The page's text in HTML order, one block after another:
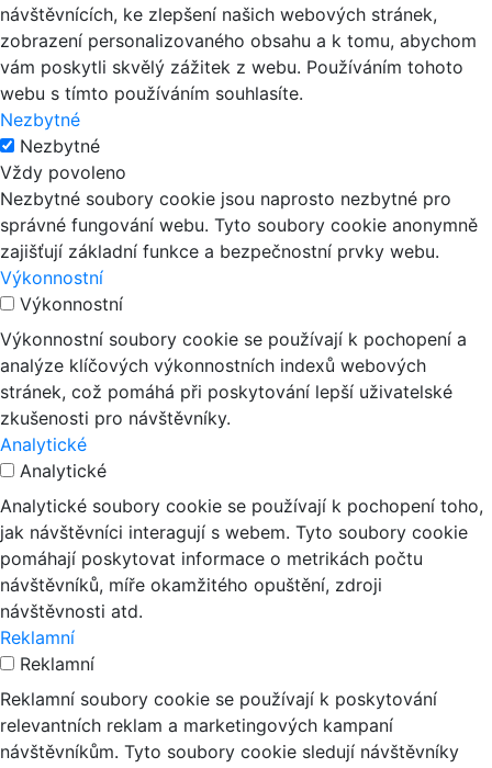
návštěvnících, ke zlepšení našich webových stránek,
zobrazení personalizovaného obsahu a k tomu, abychom
vám poskytli skvělý zážitek z webu. Používáním tohoto
webu s tímto používáním souhlasíte.
Nezbytné
Nezbytné
Vždy povoleno
Nezbytné soubory cookie jsou naprosto nezbytné pro
správné fungování webu. Tyto soubory cookie anonymně
zajišťují základní funkce a bezpečnostní prvky webu.
Výkonnostní
Výkonnostní
Výkonnostní soubory cookie se používají k pochopení a
analýze klíčových výkonnostních indexů webových
stránek, což pomáhá při poskytování lepší uživatelské
zkušenosti pro návštěvníky.
Analytické
Analytické
Analytické soubory cookie se používají k pochopení toho,
jak návštěvníci interagují s webem. Tyto soubory cookie
pomáhají poskytovat informace o metrikách počtu
návštěvníků, míře okamžitého opuštění, zdroji
návštěvnosti atd.
Reklamní
Reklamní
Reklamní soubory cookie se používají k poskytování
relevantních reklam a marketingových kampaní
návštěvníkům. Tyto soubory cookie sledují návštěvníky